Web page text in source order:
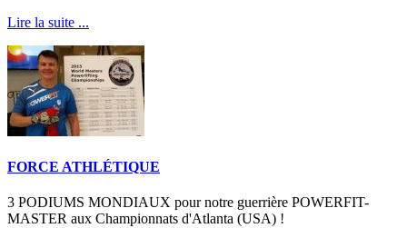
Lire la suite ...
FORCE ATHLÉTIQUE
3 PODIUMS MONDIAUX pour notre guerrière POWERFIT-
MASTER aux Championnats d'Atlanta (USA) !